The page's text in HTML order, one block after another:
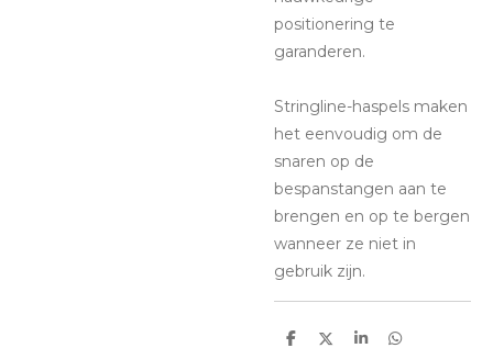
positionering te
garanderen.
Stringline-haspels maken
het eenvoudig om de
snaren op de
bespanstangen aan te
brengen en op te bergen
wanneer ze niet in
gebruik zijn.
D
D
S
D